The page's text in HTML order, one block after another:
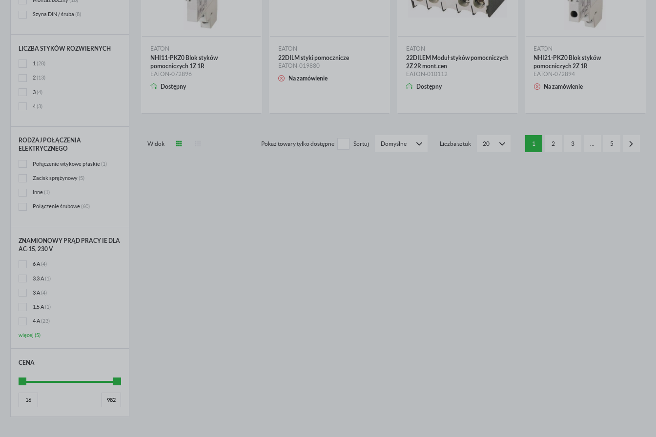
Szyna DIN / śruba (8)
LICZBA STYKÓW ROZWIERNYCH
1 (28)
2 (13)
3 (4)
4 (3)
RODZAJ POŁĄCZENIA
ELEKTRYCZNEGO
Połączenie wtykowe płaskie (1)
Zacisk sprężynowy (5)
Inne (1)
Połączenie śrubowe (60)
ZNAMIONOWY PRĄD PRACY IE DLA
AC-15, 230 V
6 A (4)
3.3 A (1)
3 A (4)
1.5 A (1)
4 A (23)
więcej (5)
CENA
EATON
NHI11-PKZ0 Blok styków
pomocniczych 1Z 1R
EATON-072896
Dostępny
WIĘCEJ
EATON
22DILM styki pomocznicze
EATON-019880
Na zamówienie
EATON
22DILEM Moduł styków pomocniczych
2Z 2R mont.cen
EATON-010112
Dostępny
WIĘCEJ
EATON
NHI21-PKZ0 Blok styków
pomocniczych 2Z 1R
EATON-072894
Na zamówienie
WIĘCEJ
Widok Pokaż towary tylko dostępne Sortuj Domyślne Liczba sztuk 20 1 2 3 5